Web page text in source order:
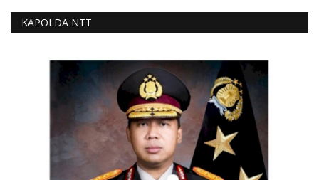
KAPOLDA NTT